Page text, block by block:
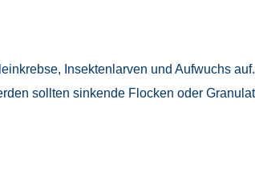
Insektenlarven und Aufwuchs
sollten sinkende Flocken oder